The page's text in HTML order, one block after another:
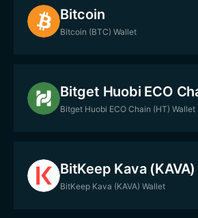
Bitcoin
Bitcoin (BTC) Wallet
Bitget Huobi ECO Chain (HT) Wallet
BitKeep Kava
BitKeep Kava (KAVA) Wallet